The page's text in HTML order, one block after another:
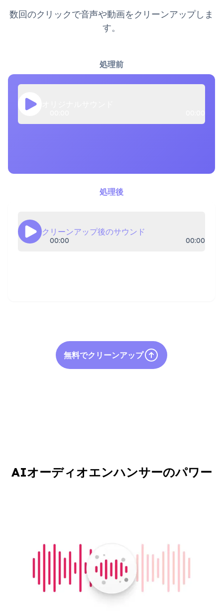
数回のクリックで音声や動画をクリーンアップしま
す。
処理前
処理後
クリーンアップ後のサウンド
00:00 00:00
無料でクリーンアップ
AIオーディオエンハンサーのパワー